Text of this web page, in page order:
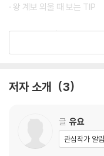
· 왕 계보 외울 때 보는 TIP
쇼 미 더 영토 │ 서희의 외교
[스토리 요약] 말 한마디로
[스토리 요약] 반란이 불러온
마지막 승부 │ 귀주 대첩
[스토리 요약] 10만 대군을
저자 소개 3
글 유요
관심작가 알